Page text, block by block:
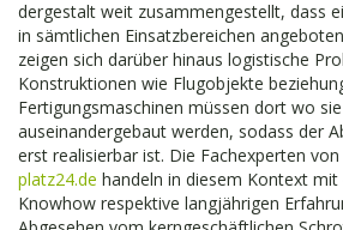
dergestalt weit zusammengestellt, dass
in sämtlichen Einsatzbereichen
zeigen sich darüber hinaus logistische
Konstruktionen wie Flugobjekte
Fertigungsmaschinen müssen dort wo
auseinandergebaut werden, sodass der
erst realisierbar ist. Die Fachexperten von
platz24.de handeln in diesem Kontext
Knowhow respektive langjährigen